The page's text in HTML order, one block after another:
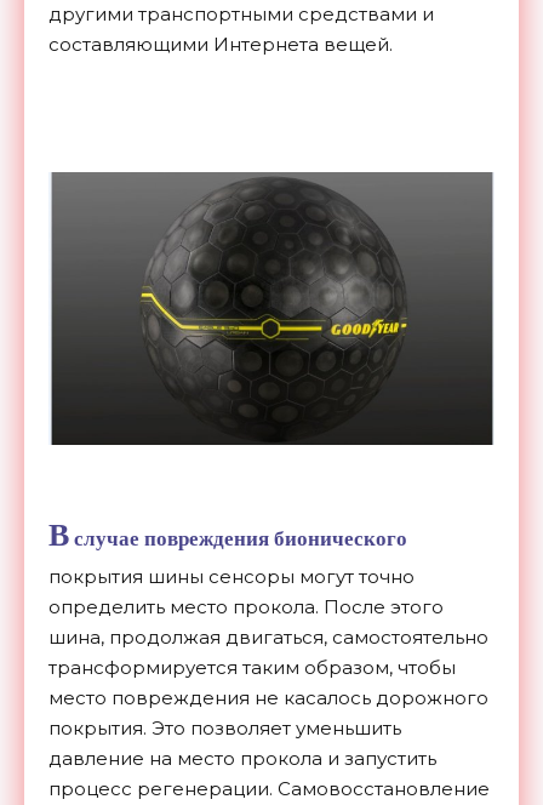
другими транспортными средствами и
составляющими Интернета вещей.
Вслучае повреждения бионического
покрытия шины сенсоры могут точно
определить место прокола. После этого
шина, продолжая двигаться, самостоятельно
трансформируется таким образом, чтобы
место повреждения не касалось дорожного
покрытия. Это позволяет уменьшить
давление на место прокола и запустить
процесс регенерации. Самовосстановление